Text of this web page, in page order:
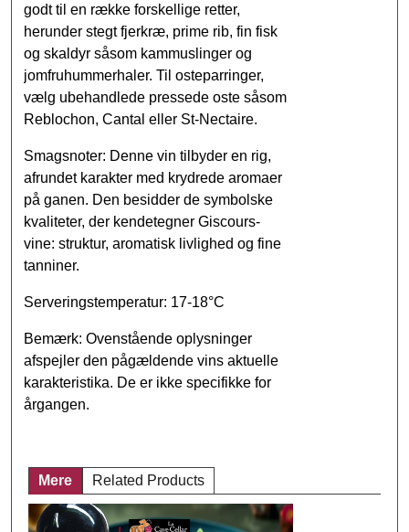
godt til en række forskellige retter,
herunder stegt fjerkræ, prime rib, fin fisk
og skaldyr såsom kammuslinger og
jomfruhummerhaler. Til osteparringer,
vælg ubehandlede pressede oste såsom
Reblochon, Cantal eller St-Nectaire.
Smagsnoter: Denne vin tilbyder en rig,
afrundet karakter med krydrede aromaer
på ganen. Den besidder de symbolske
kvaliteter, der kendetegner Giscours-
vine: struktur, aromatisk livlighed og fine
tanniner.
Serveringstemperatur: 17-18°C
Bemærk: Ovenstående oplysninger
afspejler den pågældende vins aktuelle
karakteristika. De er ikke specifikke for
årgangen.
Mere Related Products